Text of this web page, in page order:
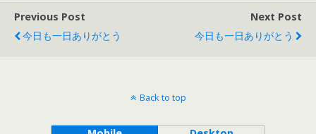
Previous Post
今日も一日ありがとう
Next Post
今日も一日ありがとう
Back to top